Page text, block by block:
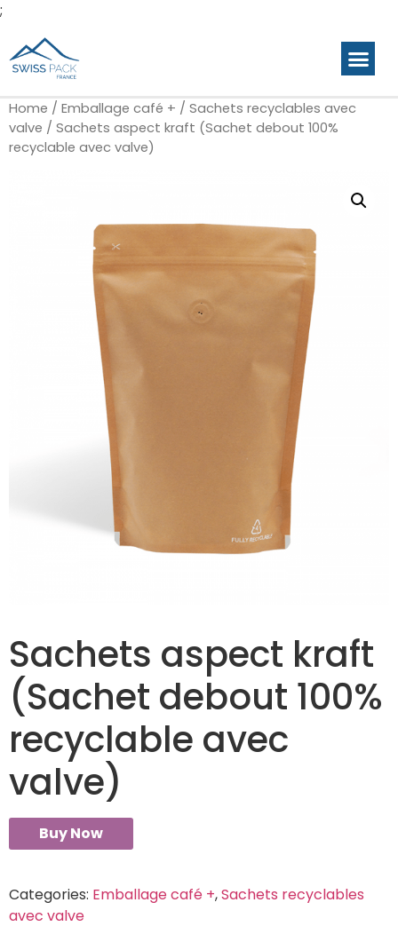
;
Home / Emballage café + / Sachets recyclables avec
valve / Sachets aspect kraft (Sachet debout 100%
recyclable avec valve)
Sachets aspect kraft
(Sachet debout 100%
recyclable avec
valve)
Buy Now
Categories: Emballage café +,Sachets recyclables
avec valve